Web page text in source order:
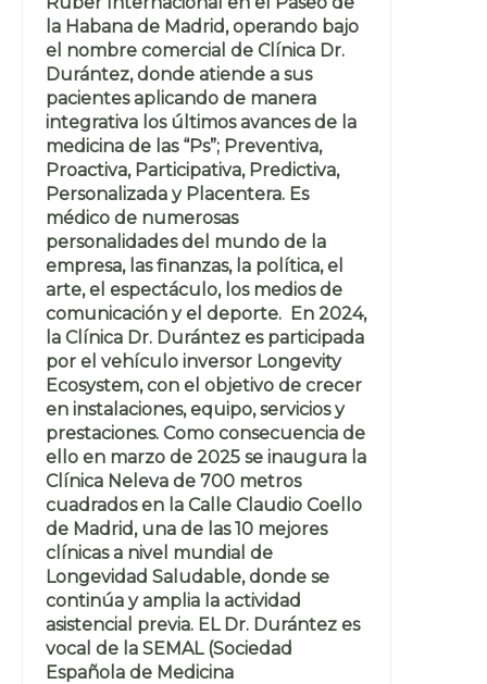
la Habana de Madrid, operando bajo
el nombre comercial de Clínica Dr.
Durántez, donde atiende a sus
pacientes aplicando de manera
integrativa los últimos avances de la
medicina de las “Ps”; Preventiva,
Proactiva, Participativa, Predictiva,
Personalizada y Placentera. Es
médico de numerosas
personalidades del mundo de la
empresa, las finanzas, la política, el
arte, el espectáculo, los medios de
comunicación y el deporte. En 2024,
la Clínica Dr. Durántez es participada
por el vehículo inversor Longevity
Ecosystem, con el objetivo de crecer
en instalaciones, equipo, servicios y
prestaciones. Como consecuencia de
ello en marzo de 2025 se inaugura la
Clínica Neleva de 700 metros
cuadrados en la Calle Claudio Coello
de Madrid, una de las 10 mejores
clínicas a nivel mundial de
Longevidad Saludable, donde se
continúa y amplia la actividad
asistencial previa. EL Dr. Durántez es
vocal de la SEMAL (Sociedad
Española de Medicina